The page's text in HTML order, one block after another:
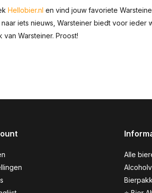
Hellobier.nl en vind jouw favoriete
iets nieuws, Warsteiner biedt voor ieder
Warsteiner. Proost!
Alle